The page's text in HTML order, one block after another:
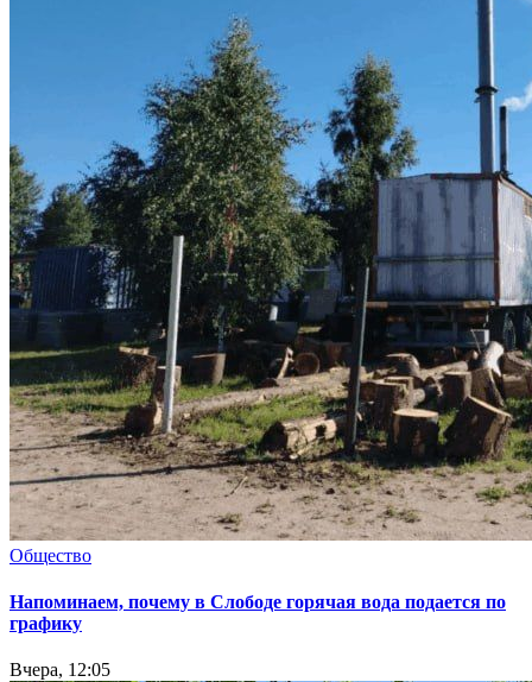
Общество
Напоминаем, почему в Слободе горячая вода подается по
графику
Вчера, 12:05